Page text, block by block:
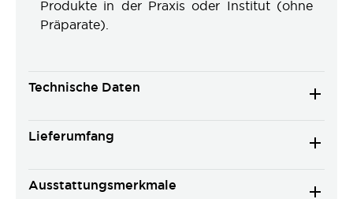
Produkte in der Praxis oder Institut (ohne
Präparate).
Technische Daten
Lieferumfang
Ausstattungsmerkmale